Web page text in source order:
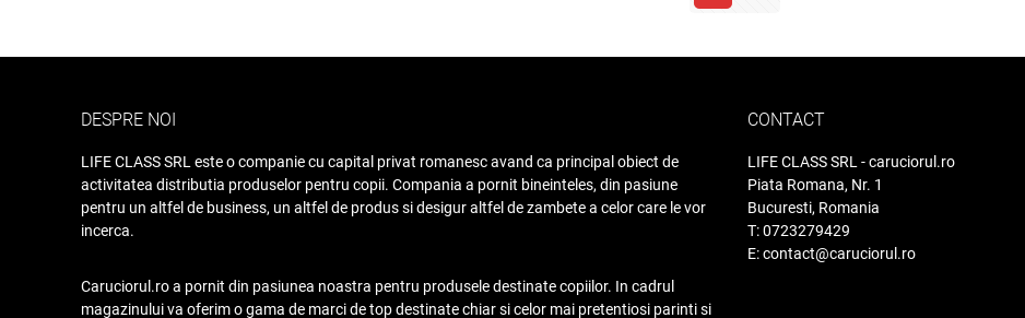
DESPRE NOI
LIFE CLASS SRL este o companie cu capital privat romanesc avand ca principal obiect de
activitatea distributia produselor pentru copii. Compania a pornit bineinteles, din pasiune
pentru un altfel de business, un altfel de produs si desigur altfel de zambete a celor care le vor
incerca.
Caruciorul.ro a pornit din pasiunea noastra pentru produsele destinate copiilor. In cadrul
magazinului va oferim o gama de marci de top destinate chiar si celor mai pretentiosi parinti si
CONTACT
LIFE CLASS SRL - caruciorul.ro
Piata Romana, Nr. 1
Bucuresti, Romania
T: 0723279429
E: contact@caruciorul.ro